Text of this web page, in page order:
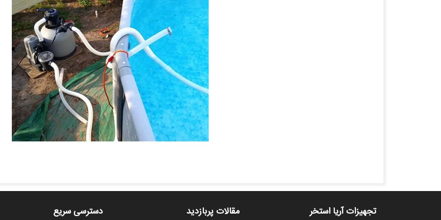
تجهیزات آریا استخر مقالات پربازدید دسترسی سریع